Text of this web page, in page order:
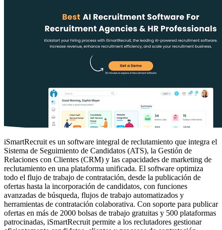
iSmartRecruit es un software integral de reclutamiento que integra el
Sistema de Seguimiento de Candidatos (ATS), la Gestión de
Relaciones con Clientes (CRM) y las capacidades de marketing de
reclutamiento en una plataforma unificada. El software optimiza
todo el flujo de trabajo de contratación, desde la publicación de
ofertas hasta la incorporación de candidatos, con funciones
avanzadas de búsqueda, flujos de trabajo automatizados y
herramientas de contratación colaborativa. Con soporte para publicar
ofertas en más de 2000 bolsas de trabajo gratuitas y 500 plataformas
patrocinadas, iSmartRecruit permite a los reclutadores gestionar